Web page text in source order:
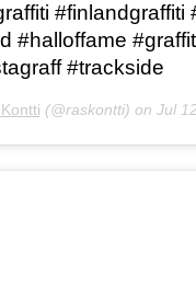
#finlandgraffiti
#halloffame
#trackside
(@raskontti) on Jul